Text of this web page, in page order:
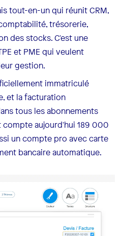
tout-en-un qui réunit CRM,
trésorerie,
des stocks. C'est une
et PME qui veulent
gestion.
immatriculé
et la facturation
tous les abonnements
compte aujourd'hui 189 000
un compte pro avec carte
bancaire automatique.